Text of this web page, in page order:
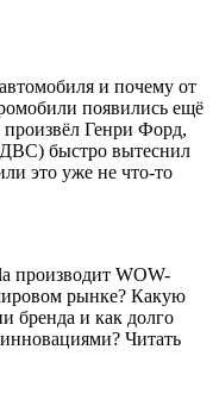
и почему от
появились ещё
произвёл Генри Форд,
быстро вытеснил
это уже не что-то
производит WOW-
рынке? Какую
бренда и как долго
Читать